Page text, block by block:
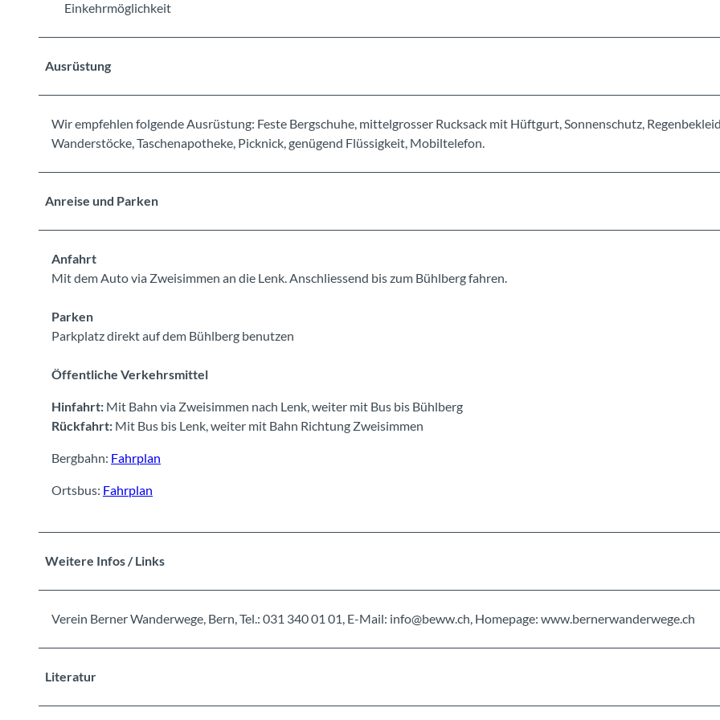
Einkehrmöglichkeit
Ausrüstung
Wir empfehlen folgende Ausrüstung: Feste Bergschuhe, mittelgrosser Rucksack mit Hüftgurt, Sonnenschutz,
Wanderstöcke, Taschenapotheke, Picknick, genügend Flüssigkeit, Mobiltelefon.
Anreise und Parken
Anfahrt
Mit dem Auto via Zweisimmen an die Lenk. Anschliessend bis zum Bühlberg fahren.
Parken
Parkplatz direkt auf dem Bühlberg benutzen
Öffentliche Verkehrsmittel
Hinfahrt: Mit Bahn via Zweisimmen nach Lenk, weiter mit Bus bis Bühlberg
Rückfahrt: Mit Bus bis Lenk, weiter mit Bahn Richtung Zweisimmen
Bergbahn: Fahrplan
Ortsbus: Fahrplan
Weitere Infos / Links
Verein Berner Wanderwege, Bern, Tel.: 031 340 01 01, E-Mail: info@beww.ch, Homepage: www.bernerwanderwege.ch
Literatur